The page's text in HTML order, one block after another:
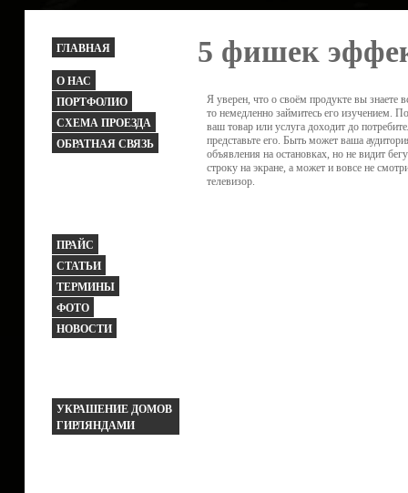
ГЛАВНАЯ
О НАС
ПОРТФОЛИО
СХЕМА ПРОЕЗДА
ОБРАТНАЯ СВЯЗЬ
ПРАЙС
СТАТЬИ
ТЕРМИНЫ
ФОТО
НОВОСТИ
УКРАШЕНИЕ ДОМОВ
ГИРЛЯНДАМИ
5 фишек
Я уверен, что о своём продукте вы знаете
то немедленно займитесь его изучением.
ваш товар или услуга доходит до
представьте его. Быть может ваша
объявления на остановках, но не видит
строку на экране, а может и вовсе не
телевизор.